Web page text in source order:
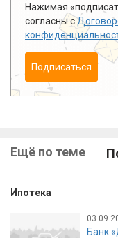
Нажимая
согласны с
Подписаться
Ещё по теме
Ипотека
Банк